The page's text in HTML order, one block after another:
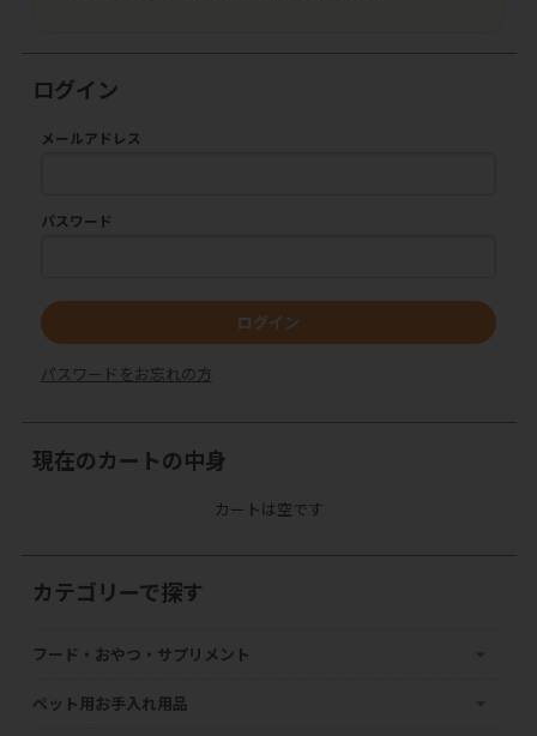
ログイン
メールアドレス
パスワード
ログイン
パスワードをお忘れの方
現在のカートの中身
カートは空です
カテゴリーで探す
フード・おやつ・サプリメント
ペット用お手入れ用品